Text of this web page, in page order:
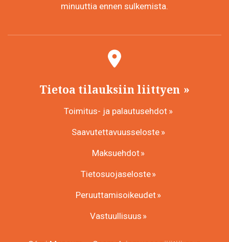
minuuttia ennen sulkemista.
Tietoa tilauksiin liittyen
Toimitus- ja palautusehdot
Saavutettavuusseloste
Maksuehdot
Tietosuojaseloste
Peruuttamisoikeudet
Vastuullisuus